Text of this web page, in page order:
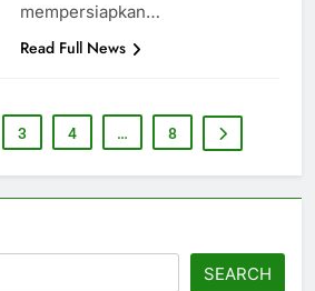
mempersiapkan…
Read Full News
3 4 … 8
SEARCH